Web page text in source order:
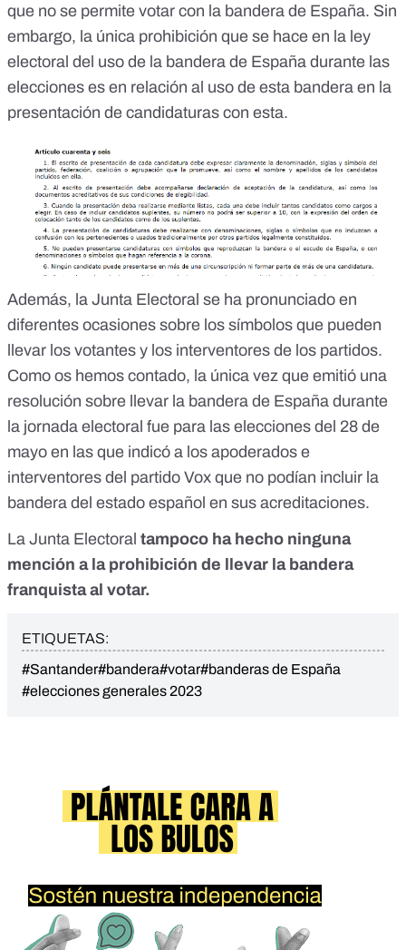
que no se permite votar con la bandera de España. Sin
embargo, la única prohibición que se hace en la ley
electoral del uso de la bandera de España durante las
elecciones es en relación al uso de esta bandera en la
presentación de candidaturas con esta.
Además, la Junta Electoral se ha pronunciado en
diferentes ocasiones sobre los símbolos que pueden
llevar los votantes y los interventores de los partidos.
Como os hemos contado, la única vez que emitió una
resolución sobre llevar la bandera de España durante
la jornada electoral fue para las elecciones del 28 de
mayo en las que indicó a los apoderados e
interventores del partido Vox que no podían incluir la
bandera del estado español en sus acreditaciones.
La Junta Electoral tampoco ha hecho ninguna
mención a la prohibición de llevar la bandera
franquista al votar.
ETIQUETAS:
#Santander#bandera#votar#banderas de España
#elecciones generales 2023